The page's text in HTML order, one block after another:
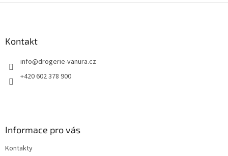
Kontakt
info@drogerie-vanura.cz
+420 602 378 900
Informace pro vás
Kontakty